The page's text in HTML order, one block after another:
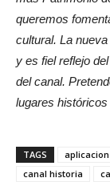
queremos
cultural. La nueva
y es fiel reflejo
del canal.
lugares históricos
TAGS aplicacion
canal historia